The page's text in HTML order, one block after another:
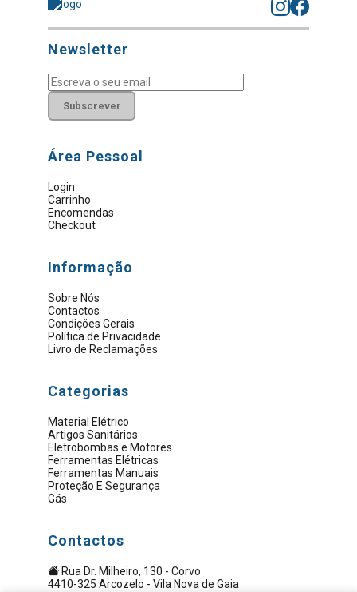
Newsletter
Subscrever
Área Pessoal
Login
Carrinho
Encomendas
Checkout
Informação
Sobre Nós
Contactos
Condições Gerais
Política de Privacidade
Livro de Reclamações
Categorias
Material Elétrico
Artigos Sanitários
Eletrobombas e Motores
Ferramentas Elétricas
Ferramentas Manuais
Proteção E Segurança
Gás
Contactos
Rua Dr. Milheiro, 130 - Corvo
4410-325 Arcozelo - Vila Nova de Gaia